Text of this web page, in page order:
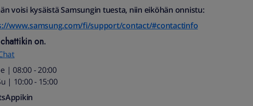
voisi kysäistä Samsungin tuesta, niin eiköhän onnistu:
www.samsung.com/fi/support/contact/#contactinfo
on.
| 08:00 - 20:00
| 10:00 - 15:00